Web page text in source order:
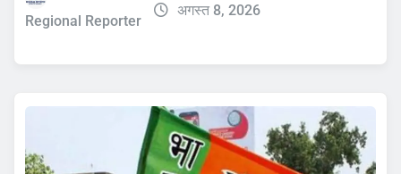
Regional Reporter
अगस्त 8, 2026